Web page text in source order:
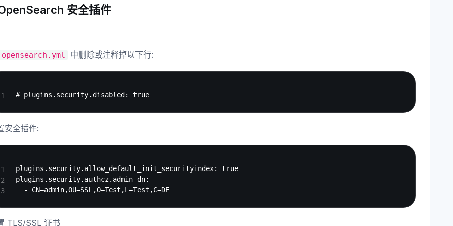
安全插件
opensearch.yml 中删除或注释掉以下行:
# plugins.security.disabled: true
安全插件:
plugins.security.allow_default_init_securityindex: true
plugins.security.authcz.admin_dn:
  - CN=admin,OU=SSL,O=Test,L=Test,C=DE
TLS/SSL 证书